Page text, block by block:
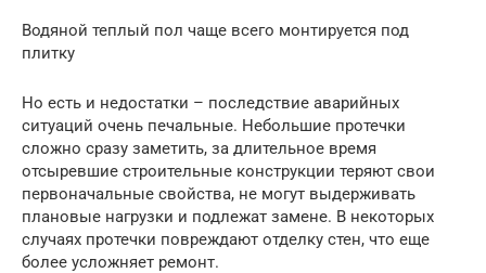
Водяной теплый пол чаще всего монтируется под
плитку
Но есть и недостатки – последствие аварийных
ситуаций очень печальные. Небольшие протечки
сложно сразу заметить, за длительное время
отсыревшие строительные конструкции теряют свои
первоначальные свойства, не могут выдерживать
плановые нагрузки и подлежат замене. В некоторых
случаях протечки повреждают отделку стен, что еще
более усложняет ремонт.